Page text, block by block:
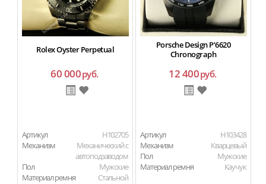
Rolex Oyster Perpetual
60 000руб.
Артикул
H102705
Механизм
Механический с
автоподзаводом
Пол
Мужские
Материал ремня
Стальной
Porsche Design P’6620
Chronograph
12 400руб.
Артикул
H103428
Механизм
Кварцевый
Пол
Мужские
Материал ремня
Каучук